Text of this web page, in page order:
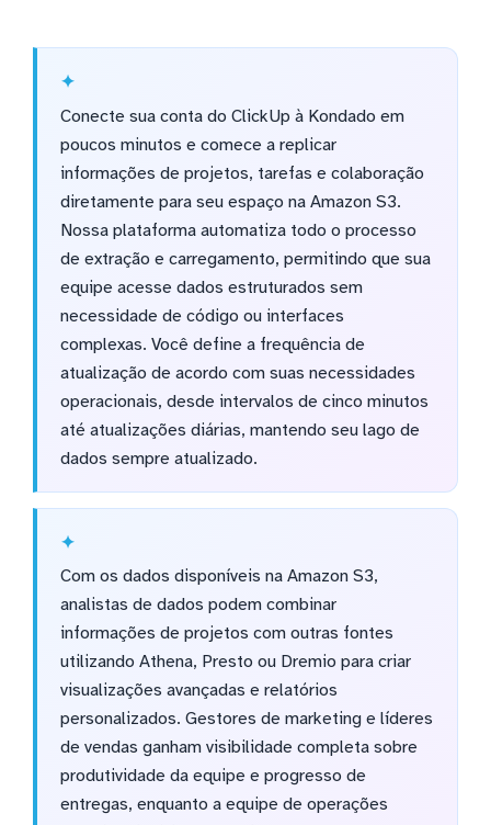
Conecte sua conta do ClickUp à Kondado em
poucos minutos e comece a replicar
informações de projetos, tarefas e colaboração
diretamente para seu espaço na Amazon S3.
Nossa plataforma automatiza todo o processo
de extração e carregamento, permitindo que sua
equipe acesse dados estruturados sem
necessidade de código ou interfaces
complexas. Você define a frequência de
atualização de acordo com suas necessidades
operacionais, desde intervalos de cinco minutos
até atualizações diárias, mantendo seu lago de
dados sempre atualizado.
Com os dados disponíveis na Amazon S3,
analistas de dados podem combinar
informações de projetos com outras fontes
utilizando Athena, Presto ou Dremio para criar
visualizações avançadas e relatórios
personalizados. Gestores de marketing e líderes
de vendas ganham visibilidade completa sobre
produtividade da equipe e progresso de
entregas, enquanto a equipe de operações